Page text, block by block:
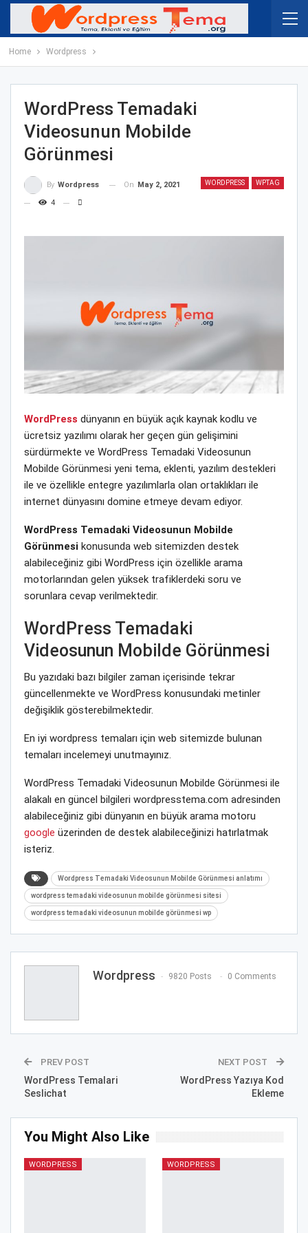
Home Wordpress
WordPress Temadaki
Videosunun Mobilde
Görünmesi
WORDPRESS WPTAG
By Wordpress On May 2, 2021
4
WordPress dünyanın en büyük açık kaynak kodlu ve
ücretsiz yazılımı olarak her geçen gün gelişimini
sürdürmekte ve WordPress Temadaki Videosunun
Mobilde Görünmesi yeni tema, eklenti, yazılım destekleri
ile ve özellikle entegre yazılımlarla olan ortaklıkları ile
internet dünyasını domine etmeye devam ediyor.
WordPress Temadaki Videosunun Mobilde
Görünmesi konusunda web sitemizden destek
alabileceğiniz gibi WordPress için özellikle arama
motorlarından gelen yüksek trafiklerdeki soru ve
sorunlara cevap verilmektedir.
WordPress Temadaki
Videosunun Mobilde Görünmesi
Bu yazıdaki bazı bilgiler zaman içerisinde tekrar
güncellenmekte ve WordPress konusundaki metinler
değişiklik gösterebilmektedir.
En iyi wordpress temaları için web sitemizde bulunan
temaları incelemeyi unutmayınız.
WordPress Temadaki Videosunun Mobilde Görünmesi ile
alakalı en güncel bilgileri wordpresstema.com adresinden
alabileceğiniz gibi dünyanın en büyük arama motoru
google üzerinden de destek alabileceğinizi hatırlatmak
isteriz.
Wordpress Temadaki Videosunun Mobilde Görünmesi anlatımı
wordpress temadaki videosunun mobilde görünmesi sitesi
wordpress temadaki videosunun mobilde görünmesi wp
Wordpress 9820 Posts 0 Comments
PREV POST
WordPress Temalari
Seslichat
NEXT POST
WordPress Yazıya Kod
Ekleme
You Might Also Like
WORDPRESS WORDPRESS